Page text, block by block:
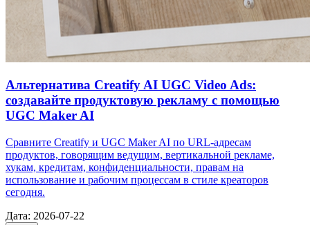
Альтернатива Creatify AI UGC Video Ads:
создавайте продуктовую рекламу с помощью
UGC Maker AI
Сравните Creatify и UGC Maker AI по URL-адресам
продуктов, говорящим ведущим, вертикальной рекламе,
хукам, кредитам, конфиденциальности, правам на
использование и рабочим процессам в стиле креаторов
сегодня.
Дата: 2026-07-22